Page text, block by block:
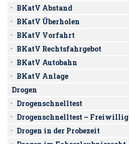
BKatV Abstand
BKatV Überholen
BKatV Vorfahrt
BKatV Rechtsfahrgebot
BKatV Autobahn
BKatV Anlage
Drogen
Drogenschnelltest
Drogenschnelltest – Freiwillig
Drogen in der Probezeit